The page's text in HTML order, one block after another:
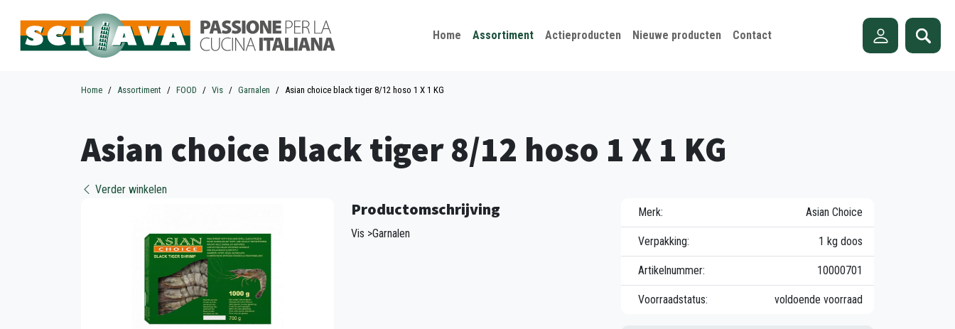
Home Assortiment Actieproducten Nieuwe producten Contact
Home Assortiment FOOD Vis Garnalen Asian choice black tiger 8/12 hoso 1 X 1 KG
Asian choice black tiger 8/12 hoso 1 X 1 KG
Verder winkelen
Productomschrijving
Vis >Garnalen
Merk: Asian Choice
Verpakking: 1 kg doos
Artikelnummer: 10000701
Voorraadstatus: voldoende voorraad